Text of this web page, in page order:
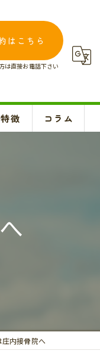
はこちら
は直接お電話下さい
徴 コラム
内接骨院へ